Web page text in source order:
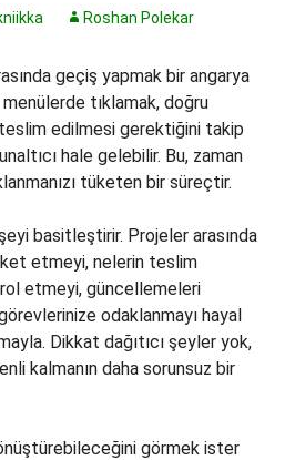
Roshan Polekar
geçiş yapmak bir angarya
tıklamak, doğru
edilmesi gerektiğini takip
hale gelebilir. Bu, zaman
tüketen bir süreçtir.
basitleştirir. Projeler arasında
etmeyi, nelerin teslim
etmeyi, güncellemeleri
odaklanmayı hayal
Dikkat dağıtıcı şeyler yok,
kalmanın daha sorunsuz bir
görmek ister